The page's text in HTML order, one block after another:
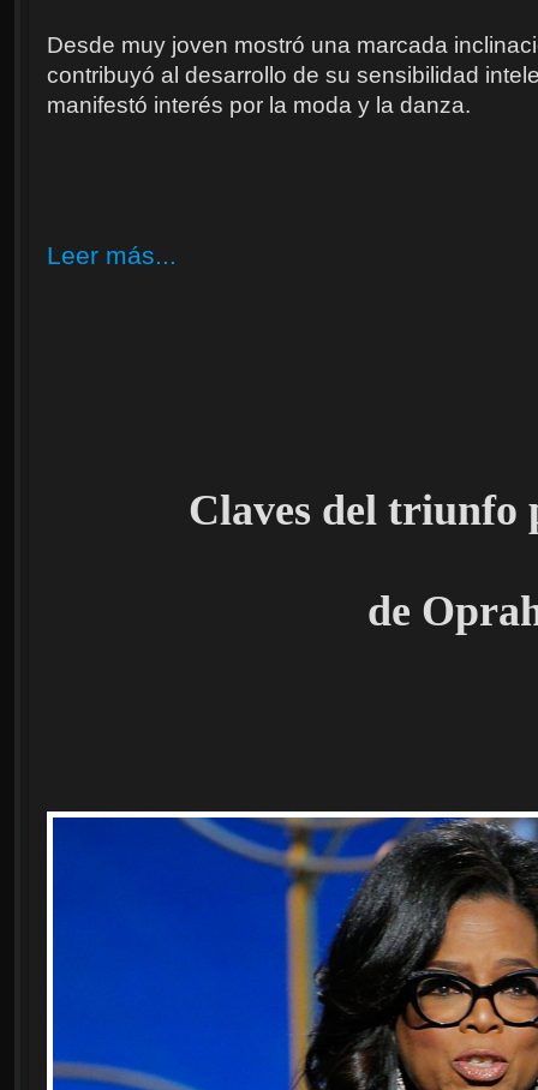
Desde muy joven mostró una marcada
contribuyó al desarrollo de su sensibilidad
manifestó interés por la moda y la danza.
Leer más...
Claves del triunfo
de